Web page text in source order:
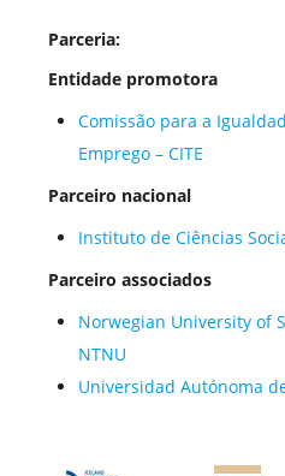
Parceria:
Entidade promotora
Comissão para a
Emprego – CITE
Parceiro nacional
Instituto de Ciências
Parceiro associados
Norwegian University of
NTNU
Universidad Autónoma